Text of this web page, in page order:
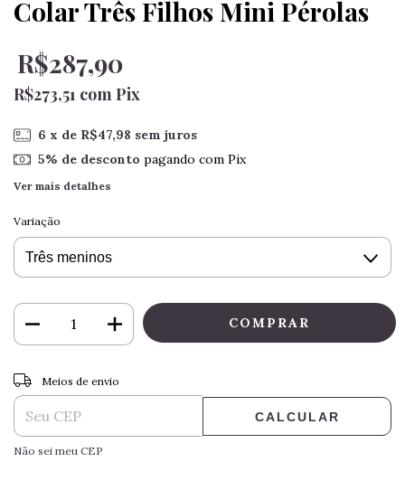
Colar Três Filhos Mini Pérolas
R$287,90
R$273,51 comPix
6 x de R$47,98 sem juros
5% de desconto pagando com Pix
Ver mais detalhes
Variação
Entregas para o CEP:
Meios de envio
CALCULAR
Não sei meu CEP